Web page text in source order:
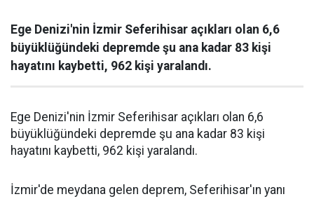
Ege Denizi'nin İzmir Seferihisar açıkları olan 6,6
büyüklüğündeki depremde şu ana kadar 83 kişi
hayatını kaybetti, 962 kişi yaralandı.
Ege Denizi'nin İzmir Seferihisar açıkları olan 6,6
büyüklüğündeki depremde şu ana kadar 83 kişi
hayatını kaybetti, 962 kişi yaralandı.
İzmir'de meydana gelen deprem, Seferihisar'ın yanı